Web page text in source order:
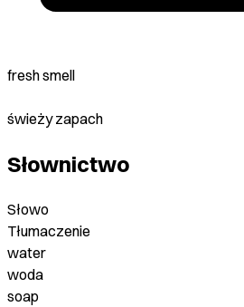
fresh smell
świeży zapach
Słownictwo
Słowo
Tłumaczenie
water
woda
soap